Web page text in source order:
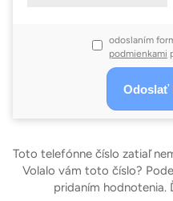
odoslaním
podmienkami
Toto telefónne číslo zatiaľ
Volalo vám toto číslo?
pridaním hodnotenia.